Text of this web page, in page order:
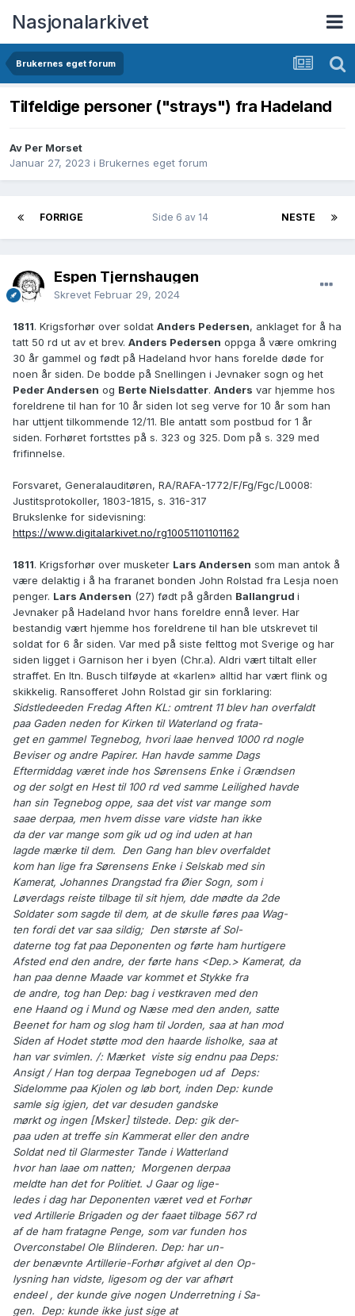
Nasjonalarkivet
Brukernes eget forum
Tilfeldige personer ("strays") fra Hadeland
Av Per Morset
Januar 27, 2023 i Brukernes eget forum
FORRIGE NESTE
Side 6 av 14
Espen Tjernshaugen
Skrevet Februar 29, 2024
1811. Krigsforhør over soldat Anders Pedersen, anklaget for å ha
tatt 50 rd ut av et brev. Anders Pedersen oppga å være omkring
30 år gammel og født på Hadeland hvor hans forelde døde for
noen år siden. De bodde på Snellingen i Jevnaker sogn og het
Peder Andersen og Berte Nielsdatter. Anders var hjemme hos
foreldrene til han for 10 år siden lot seg verve for 10 år som han
har uttjent tilkommende 12/11. Ble antatt som postbud for 1 år
siden. Forhøret fortsttes på s. 323 og 325. Dom på s. 329 med
frifinnelse.
Forsvaret, Generalauditøren, RA/RAFA-1772/F/Fg/Fgc/L0008:
Justitsprotokoller, 1803-1815, s. 316-317
Brukslenke for sidevisning:
https://www.digitalarkivet.no/rg10051101101162
1811. Krigsforhør over musketer Lars Andersen som man antok å
være delaktig i å ha fraranet bonden John Rolstad fra Lesja noen
penger. Lars Andersen (27) født på gården Ballangrud i
Jevnaker på Hadeland hvor hans foreldre ennå lever. Har
bestandig vært hjemme hos foreldrene til han ble utskrevet til
soldat for 6 år siden. Var med på siste felttog mot Sverige og har
siden ligget i Garnison her i byen (Chr.a). Aldri vært tiltalt eller
straffet. En ltn. Busch tilføyde at «karlen» alltid har vært flink og
skikkelig. Ransofferet John Rolstad gir sin forklaring:
Sidstledeeden Fredag Aften KL: omtrent 11 blev han overfaldt
paa Gaden neden for Kirken til Waterland og frata-
get en gammel Tegnebog, hvori laae henved 1000 rd nogle
Beviser og andre Papirer. Han havde samme Dags
Eftermiddag været inde hos Sørensens Enke i Grændsen
og der solgt en Hest til 100 rd ved samme Leilighed havde
han sin Tegnebog oppe, saa det vist var mange som
saae derpaa, men hvem disse vare vidste han ikke
da der var mange som gik ud og ind uden at han
lagde mærke til dem. Den Gang han blev overfaldet
kom han lige fra Sørensens Enke i Selskab med sin
Kamerat, Johannes Drangstad fra Øier Sogn, som i
Løverdags reiste tilbage til sit hjem, dde mødte da 2de
Soldater som sagde til dem, at de skulle føres paa Wag-
ten fordi det var saa sildig; Den største af Sol-
daterne tog fat paa Deponenten og førte ham hurtigere
Afsted end den andre, der førte hans <Dep.> Kamerat, da
han paa denne Maade var kommet et Stykke fra
de andre, tog han Dep: bag i vestkraven med den
ene Haand og i Mund og Næse med den anden, satte
Beenet for ham og slog ham til Jorden, saa at han mod
Siden af Hodet støtte mod den haarde Iisholke, saa at
han var svimlen. /: Mærket viste sig endnu paa Deps:
Ansigt / Han tog derpaa Tegnebogen ud af Deps:
Sidelomme paa Kjolen og løb bort, inden Dep: kunde
samle sig igjen, det var desuden gandske
mørkt og ingen [Msker] tilstede. Dep: gik der-
paa uden at treffe sin Kammerat eller den andre
Soldat ned til Glarmester Tande i Watterland
hvor han laae om natten; Morgenen derpaa
meldte han det for Politiet. J Gaar og lige-
ledes i dag har Deponenten været ved et Forhør
ved Artillerie Brigaden og der faaet tilbage 567 rd
af de ham fratagne Penge, som var funden hos
Overconstabel Ole Blinderen. Dep: har un-
der benævnte Artillerie-Forhør afgivet al den Op-
lysning han vidste, ligesom og der var afhørt
endeel , der kunde give nogen Underretning i Sa-
gen. Dep: kunde ikke just sige at